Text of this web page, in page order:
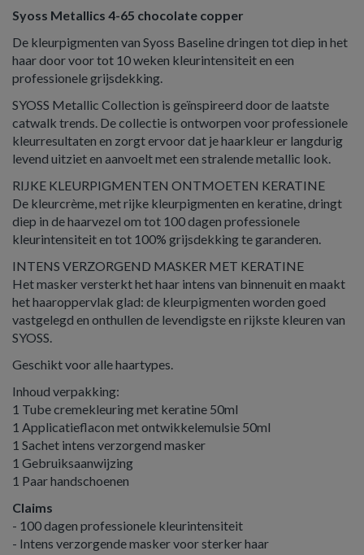
Syoss Metallics 4-65 chocolate copper
De kleurpigmenten van Syoss Baseline dringen tot diep in het
haar door voor tot 10 weken kleurintensiteit en een
professionele grijsdekking.
SYOSS Metallic Collection is geïnspireerd door de laatste
catwalk trends. De collectie is ontworpen voor professionele
kleurresultaten en zorgt ervoor dat je haarkleur er langdurig
levend uitziet en aanvoelt met een stralende metallic look.
RIJKE KLEURPIGMENTEN ONTMOETEN KERATINE
De kleurcrème, met rijke kleurpigmenten en keratine, dringt
diep in de haarvezel om tot 100 dagen professionele
kleurintensiteit en tot 100% grijsdekking te garanderen.
INTENS VERZORGEND MASKER MET KERATINE
Het masker versterkt het haar intens van binnenuit en maakt
het haaroppervlak glad: de kleurpigmenten worden goed
vastgelegd en onthullen de levendigste en rijkste kleuren van
SYOSS.
Geschikt voor alle haartypes.
Inhoud verpakking:
1 Tube cremekleuring met keratine 50ml
1 Applicatieflacon met ontwikkelemulsie 50ml
1 Sachet intens verzorgend masker
1 Gebruiksaanwijzing
1 Paar handschoenen
Claims
- 100 dagen professionele kleurintensiteit
- Intens verzorgende masker voor sterker haar